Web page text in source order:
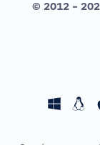
CONCURSOS POR
Concursos Fiscais
© 2012 -